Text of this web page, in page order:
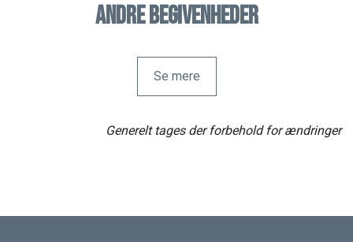
Andre begivenheder
Se mere
Generelt tages der forbehold for ændringer